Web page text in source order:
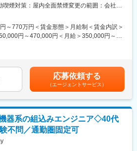
ス：
リ搭載製品の開発、自動運転や
実用化など、様々な課題を
題を直接ヒアリングし、お客様が
するソフトウェア開発サービスを
更の範囲】
活用されており、社会貢献度の高い製品開発
。
アプリケーション開発（制御UI、画
品質改善
持業務（周辺機器の改廃対応や法規制対
成、開発プロセス改善
析する自動顕微鏡システムや、細胞の形態
解析ソフトウェアの開発をお任せ致しま
組み込みファームウェアやPLC用ファーム
喫煙対策：屋内全面禁煙変更の範囲：会社の
～770万円＜賃金形態＞月給制＜賃金内訳＞
円～470,000円＜月給＞350,000円～
ります。月給(月額)は固定手当を含めた表記で
応募依頼する
（エージェントサービス）
器系の組込みエンジニア◇40代
不問／通勤圏固定可